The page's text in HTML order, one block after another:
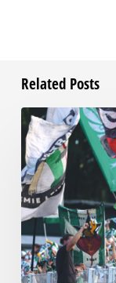
Related Posts
Faninfo
zum
Auswärtsspiel
beim
RSV
Eintracht